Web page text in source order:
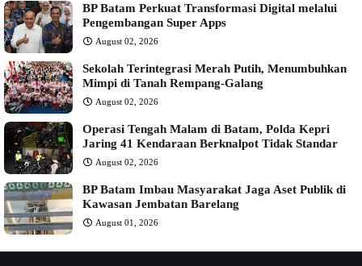
BP Batam Perkuat Transformasi Digital melalui
Pengembangan Super Apps
August 02, 2026
Sekolah Terintegrasi Merah Putih, Menumbuhkan
Mimpi di Tanah Rempang-Galang
August 02, 2026
Operasi Tengah Malam di Batam, Polda Kepri
Jaring 41 Kendaraan Berknalpot Tidak Standar
August 02, 2026
BP Batam Imbau Masyarakat Jaga Aset Publik di
Kawasan Jembatan Barelang
August 01, 2026